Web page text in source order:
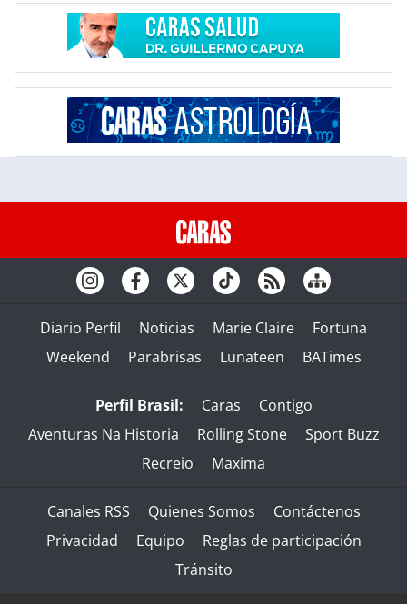
Diario Perfil Noticias Marie Claire
Fortuna
Weekend
Parabrisas Lunateen BATimes
Perfil Brasil: Caras
Contigo
Aventuras Na Historia
Rolling Stone
Sport Buzz
Recreio
Maxima
Canales RSS Quienes Somos
Contáctenos
Privacidad
Equipo
Reglas de participación
Tránsito